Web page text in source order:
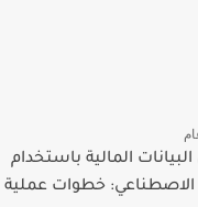
المالية باستخدام
الاصطناعي: خطوات عملية